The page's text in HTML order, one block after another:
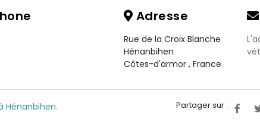
Adresse
Rue de la Croix Blanche
Hénanbihen
Côtes-d'armor , France
Partager sur :
Hénanbihen.